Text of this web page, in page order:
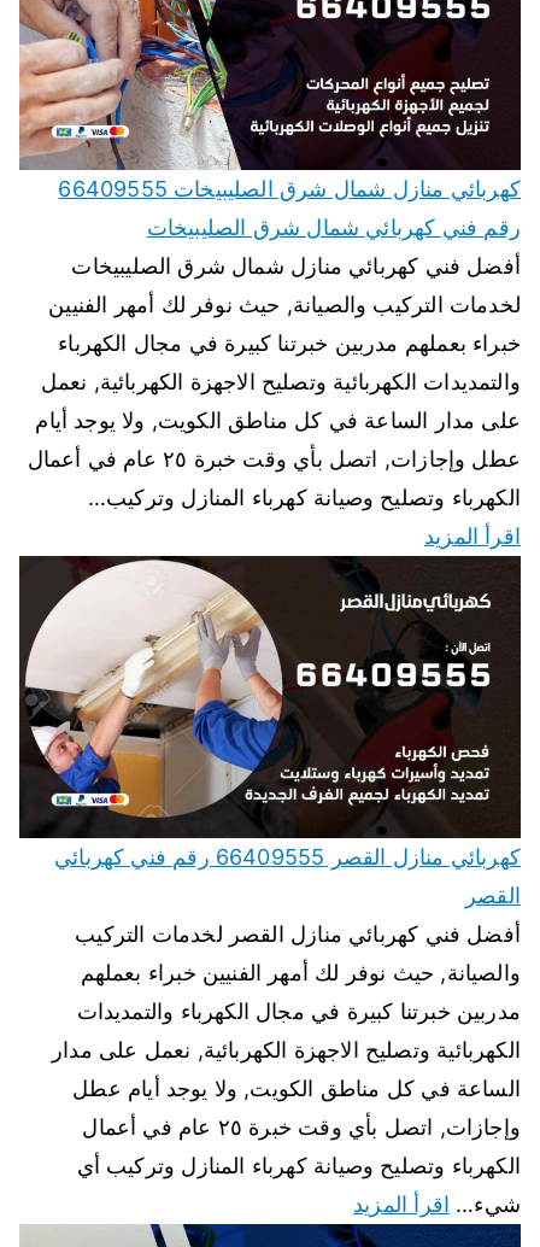
كهربائي منازل شمال شرق الصليبيخات 66409555
رقم فني كهربائي شمال شرق الصليبيخات
أفضل فني كهربائي منازل شمال شرق الصليبيخات
لخدمات التركيب والصيانة, حيث نوفر لك أمهر الفنيين
خبراء بعملهم مدربين خبرتنا كبيرة في مجال الكهرباء
والتمديدات الكهربائية وتصليح الاجهزة الكهربائية, نعمل
على مدار الساعة في كل مناطق الكويت, ولا يوجد أيام
عطل وإجازات, اتصل بأي وقت خبرة ٢٥ عام في أعمال
الكهرباء وتصليح وصيانة كهرباء المنازل وتركيب…
اقرأ المزيد
كهربائي منازل القصر 66409555 رقم فني كهربائي
القصر
أفضل فني كهربائي منازل القصر لخدمات التركيب
والصيانة, حيث نوفر لك أمهر الفنيين خبراء بعملهم
مدربين خبرتنا كبيرة في مجال الكهرباء والتمديدات
الكهربائية وتصليح الاجهزة الكهربائية, نعمل على مدار
الساعة في كل مناطق الكويت, ولا يوجد أيام عطل
وإجازات, اتصل بأي وقت خبرة ٢٥ عام في أعمال
الكهرباء وتصليح وصيانة كهرباء المنازل وتركيب أي
شيء… اقرأ المزيد